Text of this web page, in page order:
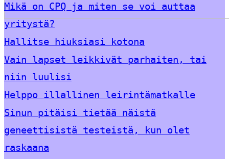
Mikä on CPQ ja miten se voi auttaa
yritystä?
Hallitse hiuksiasi kotona
Vain lapset leikkivät parhaiten, tai
niin luulisi
Helppo illallinen leirintämatkalle
Sinun pitäisi tietää näistä
geneettisistä testeistä, kun olet
raskaana